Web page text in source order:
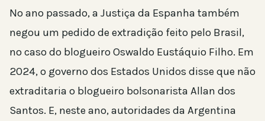
No ano passado, a Justiça da Espanha também
negou um pedido de extradição feito pelo Brasil,
no caso do blogueiro Oswaldo Eustáquio Filho. Em
2024, o governo dos Estados Unidos disse que não
extraditaria o blogueiro bolsonarista Allan dos
Santos. E, neste ano, autoridades da Argentina